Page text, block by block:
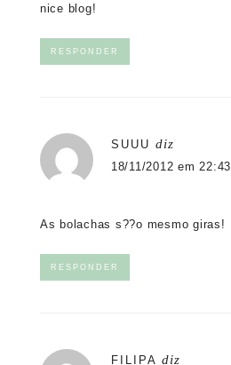
nice blog!
RESPONDER
SUUU diz
18/11/2012 em 22:43
As bolachas s??o mesmo giras!
RESPONDER
FILIPA diz